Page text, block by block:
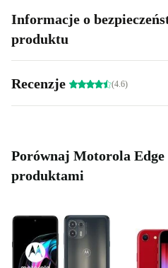
Informacje o
produktu
Recenzje (4.6)
Porównaj Motorola
produktami